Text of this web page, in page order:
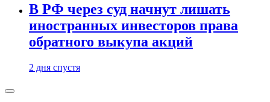
В РФ через суд начнут лишать
иностранных инвесторов права
обратного выкупа акций
2 дня спустя